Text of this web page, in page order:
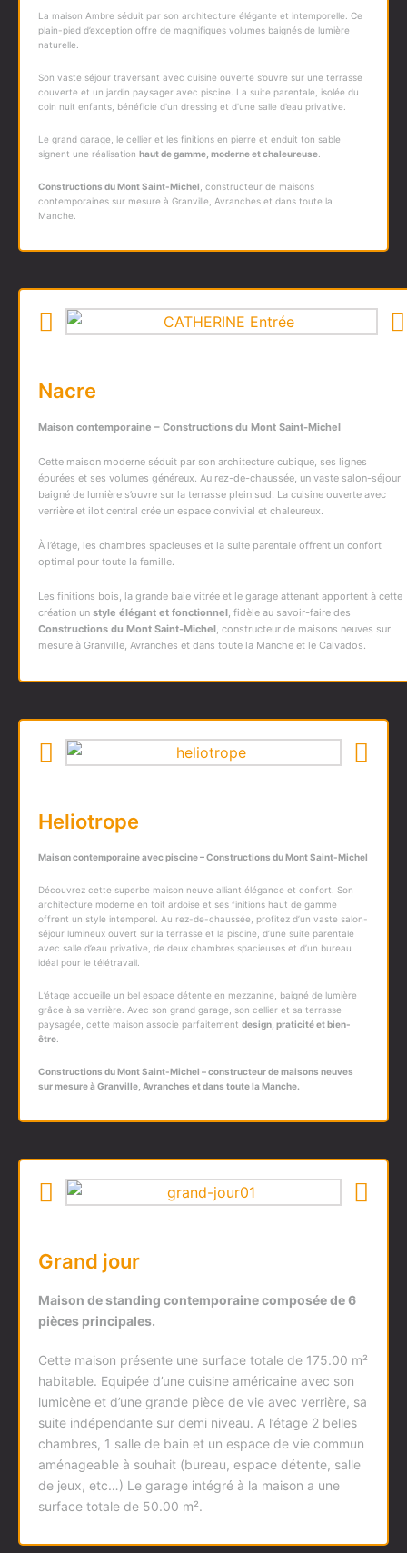
La maison Ambre séduit par son architecture élégante et intemporelle. Ce
plain-pied d’exception offre de magnifiques volumes baignés de lumière
naturelle.
Son vaste séjour traversant avec cuisine ouverte s’ouvre sur une terrasse
couverte et un jardin paysager avec piscine. La suite parentale, isolée du
coin nuit enfants, bénéficie d’un dressing et d’une salle d’eau privative.
Le grand garage, le cellier et les finitions en pierre et enduit ton sable
signent une réalisation haut de gamme, moderne et chaleureuse
Constructions du Mont Saint-Michel , constructeur de maisons
contemporaines sur mesure à Granville, Avranches et dans toute la
Manche.
Nacre
Maison contemporaine – Constructions du Mont Saint-Michel
Cette maison moderne séduit par son architecture cubique, ses lignes
épurées et ses volumes généreux. Au rez-de-chaussée, un vaste salon-séjour
baigné de lumière s’ouvre sur la terrasse plein sud. La cuisine ouverte avec
verrière et ilot central crée un espace convivial et chaleureux.
À l’étage, les chambres spacieuses et la suite parentale offrent un confort
optimal pour toute la famille.
Les finitions bois, la grande baie vitrée et le garage attenant apportent à cette
création un style élégant et fonctionnel, fidèle au savoir-faire des
Constructions du Mont Saint-Michel, constructeur de maisons neuves sur
mesure à Granville, Avranches et dans toute la Manche et le Calvados.
Heliotrope
Maison contemporaine avec piscine – Constructions du Mont Saint-Michel
Découvrez cette superbe maison neuve alliant élégance et confort. Son
architecture moderne en toit ardoise et ses finitions haut de gamme
offrent un style intemporel. Au rez-de-chaussée, profitez d’un vaste salon-
séjour lumineux ouvert sur la terrasse et la piscine, d’une suite parentale
avec salle d’eau privative, de deux chambres spacieuses et d’un bureau
idéal pour le télétravail.
L’étage accueille un bel espace détente en mezzanine, baigné de lumière
grâce à sa verrière. Avec son grand garage, son cellier et sa terrasse
paysagée, cette maison associe parfaitement design, praticité et bien-
être
Constructions du Mont Saint-Michel – constructeur de maisons neuves
sur mesure à Granville, Avranches et dans toute la Manche.
Grand jour
Maison de standing contemporaine composée de 6
pièces principales.
Cette maison présente une surface totale de 175.00 m²
habitable. Equipée d’une cuisine américaine avec son
lumicène et d’une grande pièce de vie avec verrière, sa
suite indépendante sur demi niveau. A l’étage 2 belles
chambres, 1 salle de bain et un espace de vie commun
aménageable à souhait (bureau, espace détente, salle
de jeux, etc…) Le garage intégré à la maison a une
surface totale de 50.00 m².